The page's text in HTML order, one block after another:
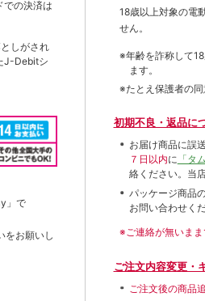
での決済は
しがされ
J-Debitシ
」で
をお願いし
18歳以上対象の電
せん。
※年齢を詐称して
ます。
※たとえ保護者の同
初期不良・返品に
お届け商品に誤
７日以内に 「タ
絡ください。当
パッケージ商品
お問い合わせくだ
※ご連絡が無いまま
ご注文内容変更・
ご注文後の商品